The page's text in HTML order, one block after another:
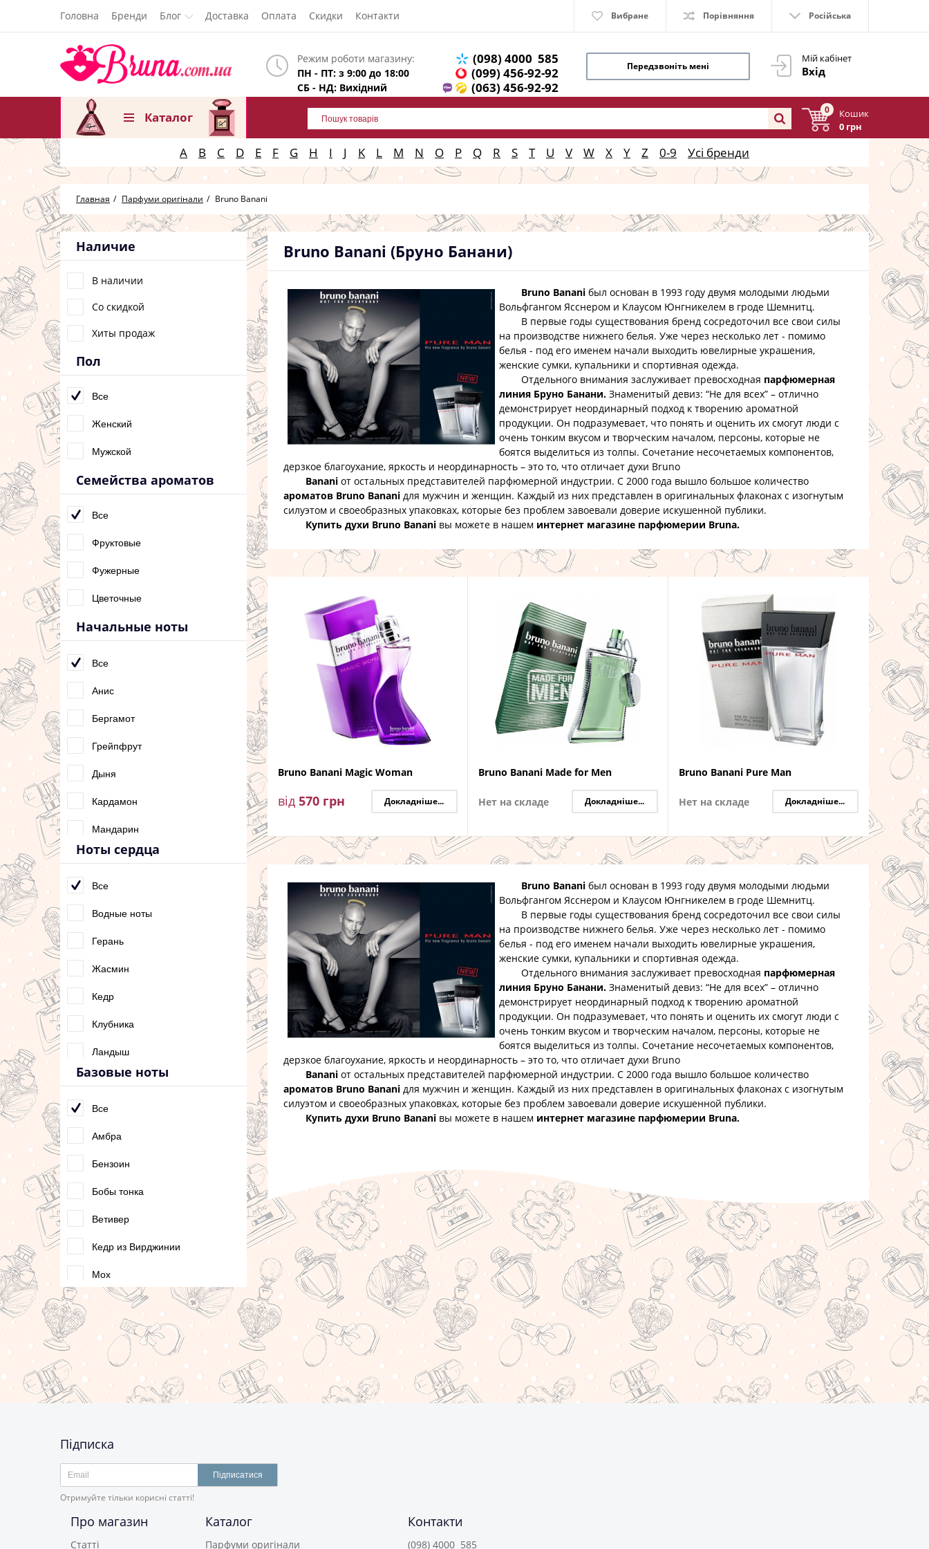
Головна Бренди Блог Доставка Оплата Скидки Контакти Вибране Порівняння Російська
Мій кабінет
Вхід
Режим роботи магазину:
ПН - ПТ: з 9:00 до 18:00
СБ - НД: Вихідний
(098) 4000 585
(099) 456-92-92
(063) 456-92-92
Передзвоніть мені
0
Кошик
0 грн
Каталог
A B C D E F G H I J K L M N O P Q R S T U V W X Y Z 0-9 Усі бренди
Главная Парфуми оригінали Bruno Banani
Наличие
В наличии
Со скидкой
Хиты продаж
Пол
Все
Женский
Мужской
Семейства ароматов
Все
Фруктовые
Фужерные
Цветочные
Начальные ноты
Все
Анис
Бергамот
Грейпфрут
Дыня
Кардамон
Мандарин
Маракуйя
Розмарин
Фиалка
Ягоды
Ноты сердца
Все
Водные ноты
Герань
Жасмин
Кедр
Клубника
Ландыш
Цикламен
Базовые ноты
Все
Амбра
Бензоин
Бобы тонка
Ветивер
Кедр из Вирджинии
Мох
Мускус
Сандал
Bruno Banani (Бруно Банани)
Bruno Banani был основан в 1993 году двумя молодыми людьми
Вольфгангом Ясснером и Клаусом Юнгникелем в гроде Шемнитц.
В первые годы существования бренд сосредоточил все свои силы
на производстве нижнего белья. Уже через несколько лет - помимо
белья - под его именем начали выходить ювелирные украшения,
женские сумки, купальники и спортивная одежда.
Отдельного внимания заслуживает превосходная парфюмерная
линия Бруно Банани. Знаменитый девиз: “Не для всех” – отлично
демонстрирует неординарный подход к творению ароматной
продукции. Он подразумевает, что понять и оценить их смогут люди с
очень тонким вкусом и творческим началом, персоны, которые не
боятся выделиться из толпы. Сочетание несочетаемых компонентов,
дерзкое благоухание, яркость и неординарность – это то, что отличает духи Bruno
Banani от остальных представителей парфюмерной индустрии. С 2000 года вышло большое количество
ароматов Bruno Banani для мужчин и женщин. Каждый из них представлен в оригинальных флаконах с изогнутым
силуэтом и своеобразных упаковках, которые без проблем завоевали доверие искушенной публики.
Купить духи Bruno Banani вы можете в нашем интернет магазине парфюмерии Bruna.
Bruno Banani Magic Woman
від 570 грн Докладніше...
Bruno Banani Made for Men
Нет на складе Докладніше...
Bruno Banani Pure Man
Нет на складе Докладніше...
Bruno Banani был основан в 1993 году двумя молодыми людьми
Вольфгангом Ясснером и Клаусом Юнгникелем в гроде Шемнитц.
В первые годы существования бренд сосредоточил все свои силы
на производстве нижнего белья. Уже через несколько лет - помимо
белья - под его именем начали выходить ювелирные украшения,
женские сумки, купальники и спортивная одежда.
Отдельного внимания заслуживает превосходная парфюмерная
линия Бруно Банани. Знаменитый девиз: “Не для всех” – отлично
демонстрирует неординарный подход к творению ароматной
продукции. Он подразумевает, что понять и оценить их смогут люди с
очень тонким вкусом и творческим началом, персоны, которые не
боятся выделиться из толпы. Сочетание несочетаемых компонентов,
дерзкое благоухание, яркость и неординарность – это то, что отличает духи Bruno
Banani от остальных представителей парфюмерной индустрии. С 2000 года вышло большое количество
ароматов Bruno Banani для мужчин и женщин. Каждый из них представлен в оригинальных флаконах с изогнутым
силуэтом и своеобразных упаковках, которые без проблем завоевали доверие искушенной публики.
Купить духи Bruno Banani вы можете в нашем интернет магазине парфюмерии Bruna.
Підписка
Підписатися
Отримуйте тільки корисні статті!
Про магазин
Статті
Каталог
Парфуми оригінали
Контакти
(098) 4000 585